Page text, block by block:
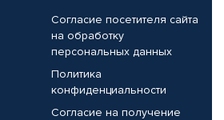
Согласие посетителя сайта
на обработку
персональных данных
Политика
конфиденциальности
Согласие на получение